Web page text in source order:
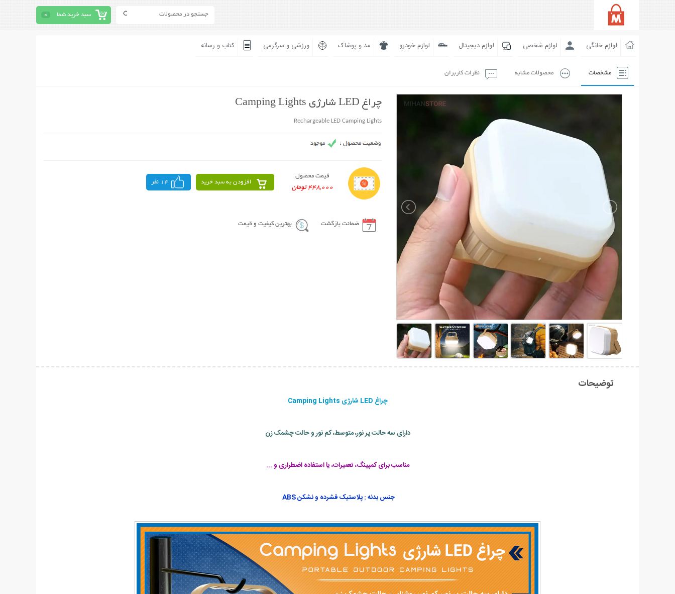
سبد خرید شما 0
لوازم خانگی لوازم شخصی لوازم دیجیتال لوازم خودرو مد و پوشاک ورزشی و سرگرمی کتاب و رسانه
مشخصات محصولات مشابه نظرات کاربران
چراغ LED شارژی Camping Lights
Rechargeable LED Camping Lights
قیمت محصول
448,000 تومان
افزودن به سبد خرید 14 نفر
ضمانت بازگشت بهترین کیفیت و قیمت
توضیحات
چراغ LED شارژی Camping Lights
دارای سه حالت پر نور، متوسط، کم نور و حالت چشمک زن
مناسب برای کمپینگ، تعمیرات، یا استفاده اضطراری و ...
جنس بدنه : پلاستیک فشرده و نشکن ABS